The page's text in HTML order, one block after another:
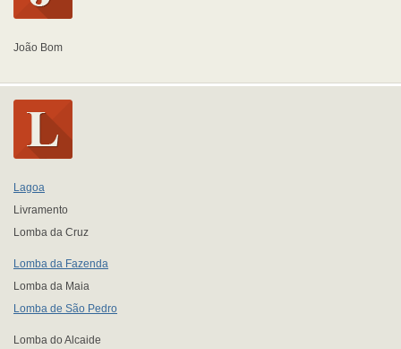
João Bom
Lagoa
Livramento
Lomba da Cruz
Lomba da Fazenda
Lomba da Maia
Lomba de São Pedro
Lomba do Alcaide